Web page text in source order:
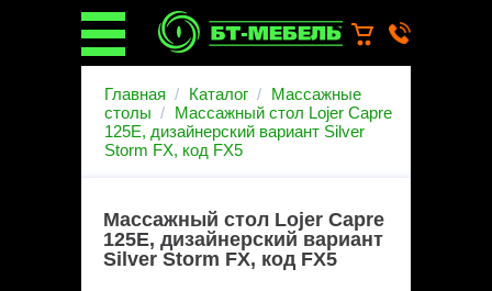
О бренде
Новости
Каталог
Монтаж операционных
светильников
Ремонт медицинской мебели
Главная Каталог
Массажные
столы
Массажный стол Lojer Capre
125E, дизайнерский вариант Silver
Storm FX, код FX5
Массажный стол Lojer Capre
125E, дизайнерский вариант
Silver Storm FX, код FX5